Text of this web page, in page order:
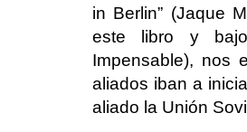
in Berlin” (Jaque
este libro y bajo
Impensable), nos
aliados iban a
aliado la Unión